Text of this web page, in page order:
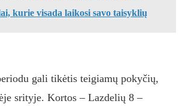
kurie visada laikosi savo taisyklių
gali tikėtis teigiamų pokyčių,
srityje. Kortos – Lazdelių 8 –